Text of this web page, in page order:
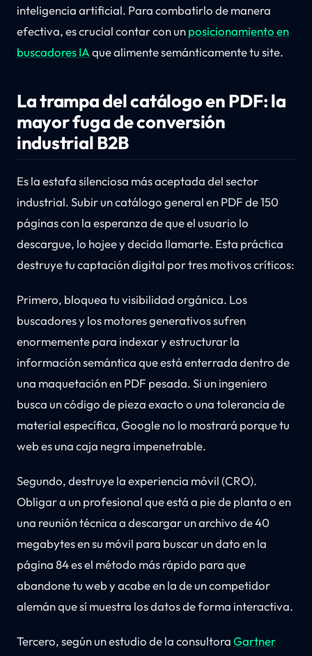
inteligencia artificial. Para combatirlo de manera
efectiva, es crucial contar con unposicionamiento en
buscadores IAque alimente semánticamente tu site.
La trampa del catálogo en PDF: la
mayor fuga de conversión
industrial B2B
Es la estafa silenciosa más aceptada del sector
industrial. Subir un catálogo general en PDF de 150
páginas con la esperanza de que el usuario lo
descargue, lo hojee y decida llamarte. Esta práctica
destruye tu captación digital por tres motivos críticos:
Primero, bloquea tu visibilidad orgánica. Los
buscadores y los motores generativos sufren
enormemente para indexar y estructurar la
información semántica que está enterrada dentro de
una maquetación en PDF pesada. Si un ingeniero
busca un código de pieza exacto o una tolerancia de
material específica, Google no lo mostrará porque tu
web es una caja negra impenetrable.
Segundo, destruye la experiencia móvil (CRO).
Obligar a un profesional que está a pie de planta o en
una reunión técnica a descargar un archivo de 40
megabytes en su móvil para buscar un dato en la
página 84 es el método más rápido para que
abandone tu web y acabe en la de un competidor
alemán que sí muestra los datos de forma interactiva.
Tercero, según un estudio de la consultoraGartner